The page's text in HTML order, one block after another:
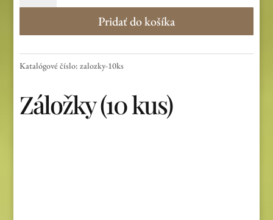
kus)
Pridať do košíka
Katalógové číslo:zalozky-10ks
Záložky (10 kus)